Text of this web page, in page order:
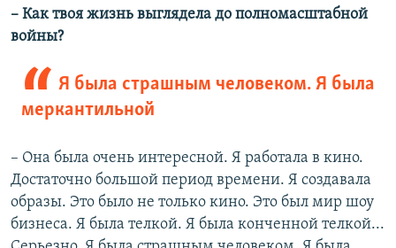
– Как твоя жизнь выглядела до полномасштабной
войны?
Я была страшным человеком. Я была
меркантильной
– Она была очень интересной. Я работала в кино.
Достаточно большой период времени. Я создавала
образы. Это было не только кино. Это был мир шоу
бизнеса. Я была телкой. Я была конченной телкой...